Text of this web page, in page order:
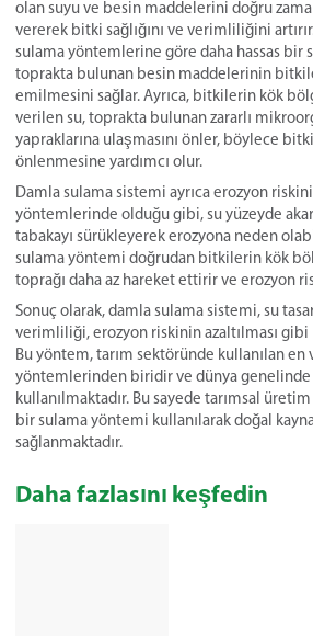
olan suyu ve besin maddelerini doğru
vererek bitki sağlığını ve verimliliğini
sulama yöntemlerine göre daha hassas bir
toprakta bulunan besin maddelerinin
emilmesini sağlar. Ayrıca, bitkilerin kök
verilen su, toprakta bulunan zararlı
yapraklarına ulaşmasını önler, böylece bitki
önlenmesine yardımcı olur.
Damla sulama sistemi ayrıca erozyon
yöntemlerinde olduğu gibi, su yüzeyde
tabakayı sürükleyerek erozyona neden
sulama yöntemi doğrudan bitkilerin kök
toprağı daha az hareket ettirir ve erozyon
Sonuç olarak, damla sulama sistemi, su
verimliliği, erozyon riskinin azaltılması
Bu yöntem, tarım sektöründe kullanılan
yöntemlerinden biridir ve dünya genelinde
kullanılmaktadır. Bu sayede tarımsal
bir sulama yöntemi kullanılarak doğal
sağlanmaktadır.
Daha fazlasını keşfedin